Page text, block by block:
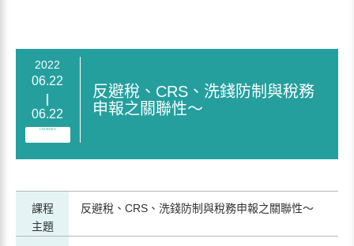
2022
06.22
06.22
COURSES
反避稅、CRS、洗錢防制與稅務
申報之關聯性～
課程
主題
反避稅、CRS、洗錢防制與稅務申報之關聯性～